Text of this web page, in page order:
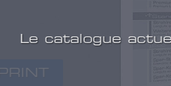
Le catalogue